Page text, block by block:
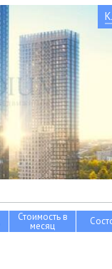
Стоимость в
месяц